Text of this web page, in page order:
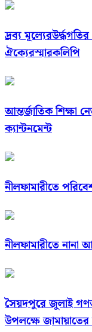
দ্রব্য
ঐক্যেরস্মারকলিপি
আন্তর্জাতিক শিক্ষা
ক্যান্টনমেন্ট
নীলফামারীতে
নীলফামারীতে
সৈয়দপুরে জুলাই
উপলক্ষে